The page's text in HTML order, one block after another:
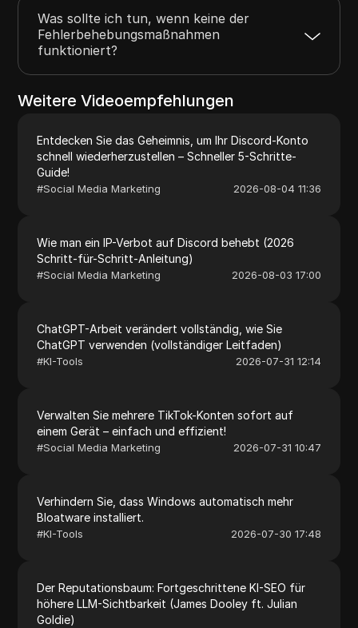
Was sollte ich tun, wenn keine der
Fehlerbehebungsmaßnahmen
funktioniert?
Weitere Videoempfehlungen
Entdecken Sie das Geheimnis, um Ihr Discord-Konto
schnell wiederherzustellen – Schneller 5-Schritte-
Guide!
#Social Media Marketing 2026-08-04 11:36
Wie man ein IP-Verbot auf Discord behebt (2026
Schritt-für-Schritt-Anleitung)
#Social Media Marketing 2026-08-03 17:00
ChatGPT-Arbeit verändert vollständig, wie Sie
ChatGPT verwenden (vollständiger Leitfaden)
#KI-Tools 2026-07-31 12:14
Verwalten Sie mehrere TikTok-Konten sofort auf
einem Gerät – einfach und effizient!
#Social Media Marketing 2026-07-31 10:47
Verhindern Sie, dass Windows automatisch mehr
Bloatware installiert.
#KI-Tools 2026-07-30 17:48
Der Reputationsbaum: Fortgeschrittene KI-SEO für
höhere LLM-Sichtbarkeit (James Dooley ft. Julian
Goldie)